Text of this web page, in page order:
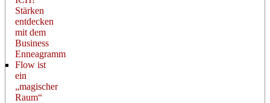
Stärken
entdecken
mit dem
Business
Enneagramm
Flow ist
ein
„magischer
Raum“